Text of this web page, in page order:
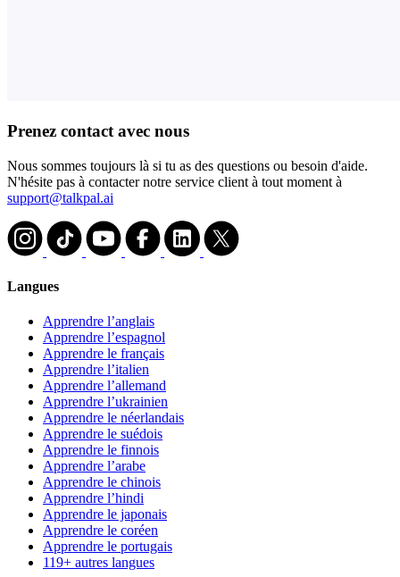
Prenez contact avec nous
Nous sommes toujours là si tu as des questions ou besoin d'aide.
N'hésite pas à contacter notre service client à tout moment à
support@talkpal.ai
Langues
Apprendre l’anglais
Apprendre l’espagnol
Apprendre le français
Apprendre l’italien
Apprendre l’allemand
Apprendre l’ukrainien
Apprendre le néerlandais
Apprendre le suédois
Apprendre le finnois
Apprendre l’arabe
Apprendre le chinois
Apprendre l’hindi
Apprendre le japonais
Apprendre le coréen
Apprendre le portugais
119+ autres langues